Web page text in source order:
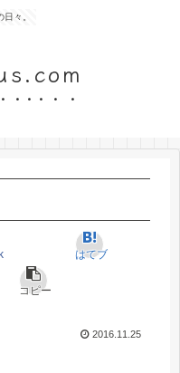
々。
はてブ
コピー
2016.11.25